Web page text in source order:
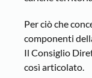
Per ciò che
componenti
Il Consiglio
così articolato.